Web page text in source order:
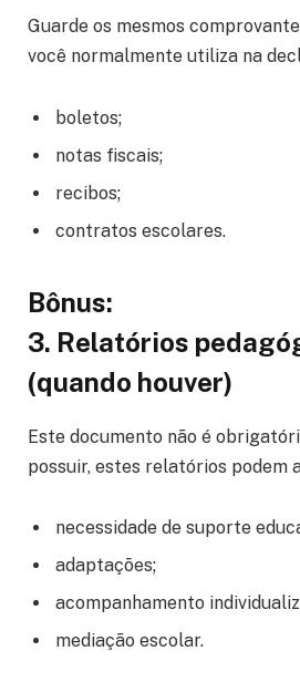
Guarde os mesmos
você normalmente utiliza na
boletos;
notas fiscais;
recibos;
contratos escolares.
Bônus:
3. Relatórios
(quando houver)
Este documento não é
possuir, estes relatórios podem
necessidade de suporte
adaptações;
acompanhamento
mediação escolar.